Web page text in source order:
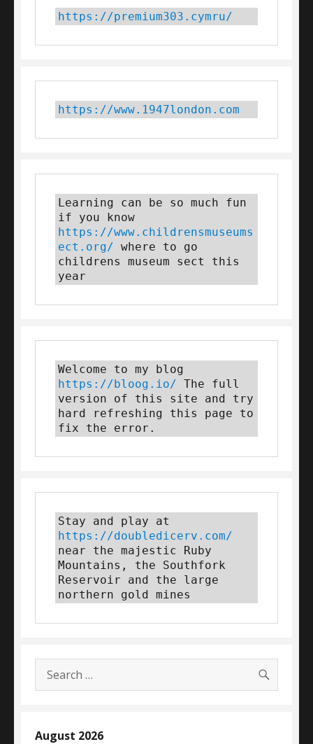
https://premium303.cymru/
https://www.1947london.com
Learning can be so much fun
https://www.childrensmuseums
ect.org/ where to go
childrens museum sect this
year
https://bloog.io/ The full
version of this site and try
hard refreshing this page to
fix the error.
https://doubledicerv.com/
near the majestic Ruby
Mountains, the Southfork
Reservoir and the large
northern gold mines
Search
for:
August 2026